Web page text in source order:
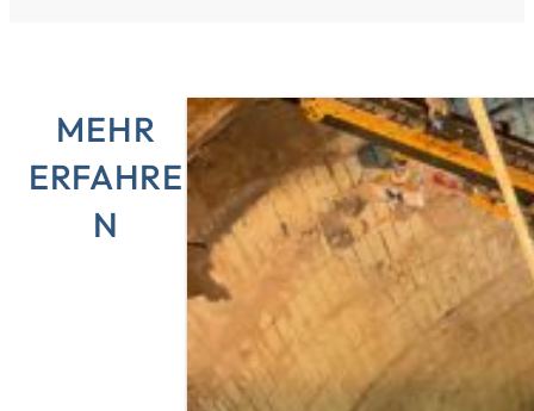
MEHR
ERFAHRE
N